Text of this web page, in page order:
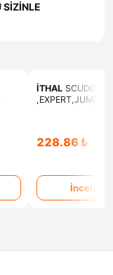
SİZİNLE
İTHAL SCUDO
,EXPERT,JUMPY
228.86 ₺
İncele